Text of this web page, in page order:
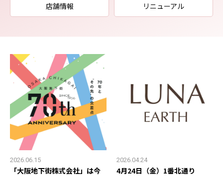
店舗情報 リニューアル
2026.06.15
「大阪地下街株式会社」は今
2026.04.24
4月24日（金）1番北通り